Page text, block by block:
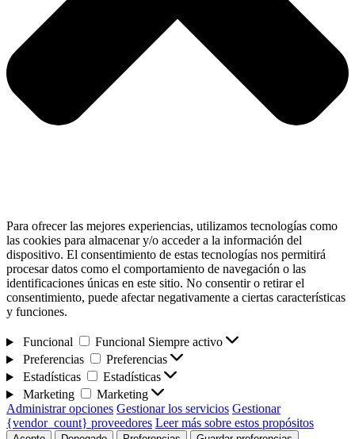
Para ofrecer las mejores experiencias, utilizamos tecnologías como
las cookies para almacenar y/o acceder a la información del
dispositivo. El consentimiento de estas tecnologías nos permitirá
procesar datos como el comportamiento de navegación o las
identificaciones únicas en este sitio. No consentir o retirar el
consentimiento, puede afectar negativamente a ciertas características
y funciones.
Funcional Funcional Siempre activo
Preferencias
Preferencias
Estadísticas
Estadísticas
Marketing
Marketing
Administrar opciones Gestionar los servicios Gestionar
{vendor_count} proveedores Leer más sobre estos propósitos